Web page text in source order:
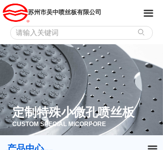
苏州市吴中喷丝板有限公司 끀
首页
产品中心
短纤系列喷丝板
关于我们
产品开发及设备
联系我们
ꄙ
熔纺喷丝板
复合纺丝组件
氨纶喷丝板
无纺布/熔喷喷丝板
喷丝板组件
定制特殊小微孔喷丝板
定制特殊小微孔喷丝板
CUSTOM SPECIAL MICORPORE